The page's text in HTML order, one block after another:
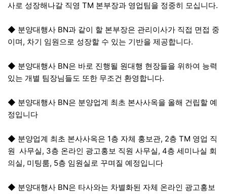
사로 성장해나갈 직영 TM 본부장과 영업팀을 정중히 모십니다.
◆ 분양대행사 BN과 같이 할 본부장은 관리이사가 직접 면접 중
이며, 차기 임원으로 성장할 수 있는 기반을 제공합니다.
◆ 분양대행사 BN은 바로 진행될 원대행 현장들을 위하여 능력
있는 개별 팀장님들도 또한 무조건 환영합니다.
◆ 분양대행사 BN은 분양업계 최초 본사사옥을 올해 건립할 예
정입니다
◆ 분양업계 최초 본사사옥은 1층 자체 홍보관, 2층 TM 영업 직
원 사무실, 3층 온라인 광고홍보 직원 사무실, 4층 세미나실 회
의실, 미팅룸, 5층 임원실로 꾸며질 예정입니다
◆ 분양대행사 BN은 타사와는 차별화된 자체 온라인 광고홍보